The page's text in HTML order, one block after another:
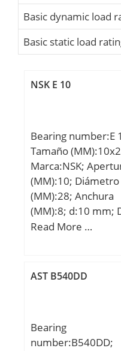
Basic dynamic load
Basic static load
NSK E 10
Bearing number:E
Tamaño
Marca:NSK;
(MM):10; Diámetro
(MM):28; Anchura
(MM):8; d:10 mm;
mm; T:8 mm; B:8
min.:12 mm; Da
básica (c):4,55 kN;
nominal de la carga
Read More …
AST B540DD
Bearing
number:B540DD;